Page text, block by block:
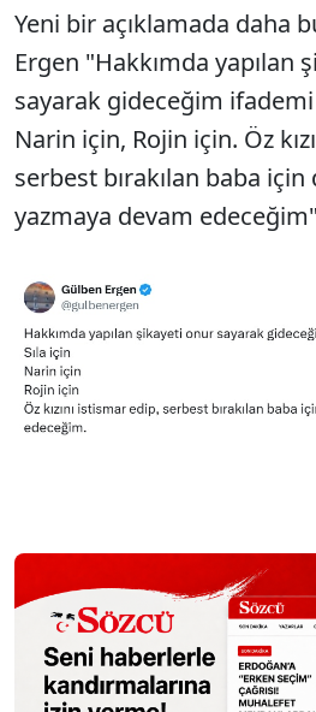
Yeni bir açıklamada daha
Ergen "Hakkımda yapılan
sayarak gideceğim ifademi
Narin için, Rojin için. Öz
serbest bırakılan baba
yazmaya devam